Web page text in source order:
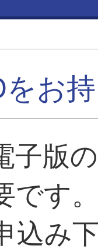
お
子版
です
込み